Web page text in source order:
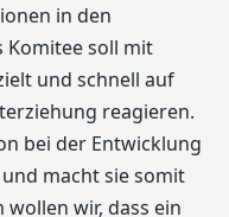
in den
Komitee soll mit
und schnell auf
reagieren.
bei der Entwicklung
macht sie somit
wir, dass ein